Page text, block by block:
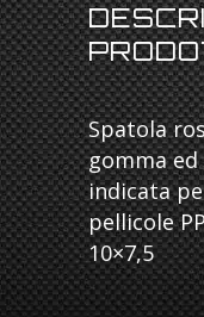
Spatola
gomma
indicata
pellicole
10×7,5